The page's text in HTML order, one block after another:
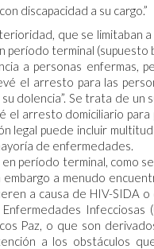
discapacidad a su cargo.”
que se limitaban
período terminal (supuesto
a personas enfermas,
el arresto para las
dolencia”. Se trata de un
el arresto domiciliario para
legal puede incluir
de enfermedades.
período terminal, como
a menudo
a causa de HIV-SIDA
Infecciosas
Paz, o que son
a los obstáculos